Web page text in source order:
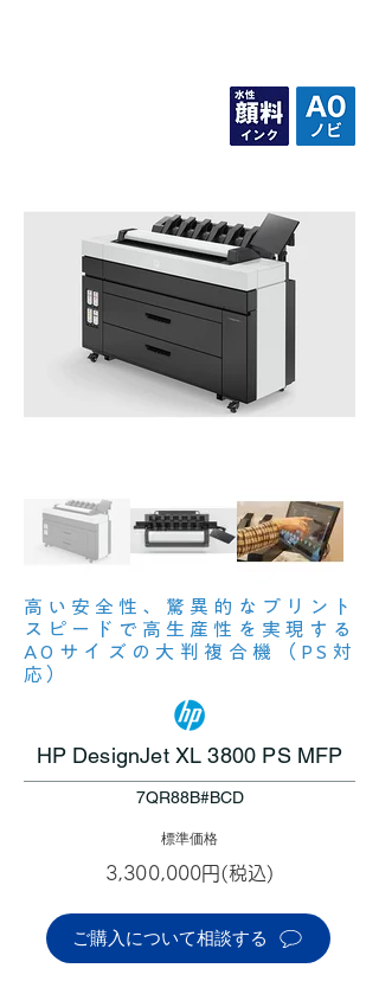
高い安全性、驚異的なプリント
スピードで高生産性を実現する
A0サイズの大判複合機（PS対
応）
HP DesignJet XL 3800 PS MFP
7QR88B#BCD
標準価格
3,300,000円(税込)
ご購入について相談する